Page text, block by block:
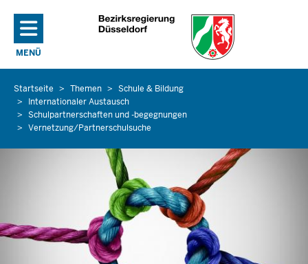
Direkt zum Inhalt
MENÜ
NAVIGATION AKTIVIEREN/DEAKTIVIEREN: HAUPTMENÜ
Sie
befinden
sich
Startseite Themen
Schule & Bildung
Internationaler Austausch
Schulpartnerschaften und -begegnungen
Vernetzung/Partnerschulsuche